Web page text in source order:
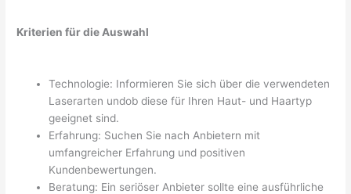
Kriterien für die Auswahl
Technologie: Informieren Sie sich über die verwendeten
Laserarten undob diese für Ihren Haut- und Haartyp
geeignet sind.
Erfahrung: Suchen Sie nach Anbietern mit
umfangreicher Erfahrung und positiven
Kundenbewertungen.
Beratung: Ein seriöser Anbieter sollte eine ausführliche